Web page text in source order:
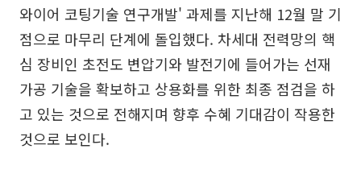
와이어 코팅기술 연구개발' 과제를 지난해 12월 말 기
점으로 마무리 단계에 돌입했다. 차세대 전력망의 핵
심 장비인 초전도 변압기와 발전기에 들어가는 선재
가공 기술을 확보하고 상용화를 위한 최종 점검을 하
고 있는 것으로 전해지며 향후 수혜 기대감이 작용한
것으로 보인다.